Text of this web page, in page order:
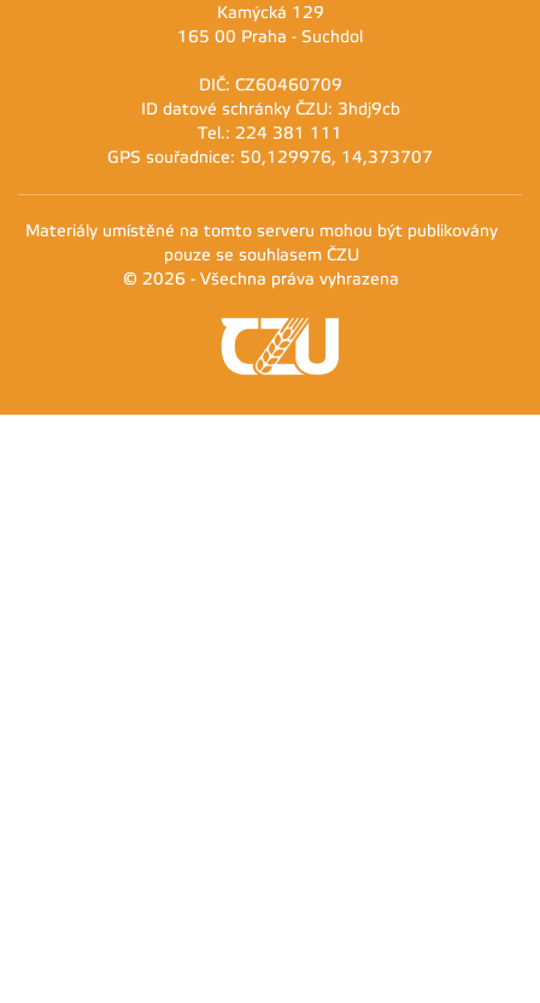
Kamýcká 129
165 00 Praha - Suchdol
DIČ: CZ60460709
ID datové schránky ČZU: 3hdj9cb
Tel.: 224 381 111
GPS souřadnice: 50,129976, 14,373707
Materiály umístěné na tomto serveru mohou být publikovány
pouze se souhlasem ČZU
© 2026 - Všechna práva vyhrazena